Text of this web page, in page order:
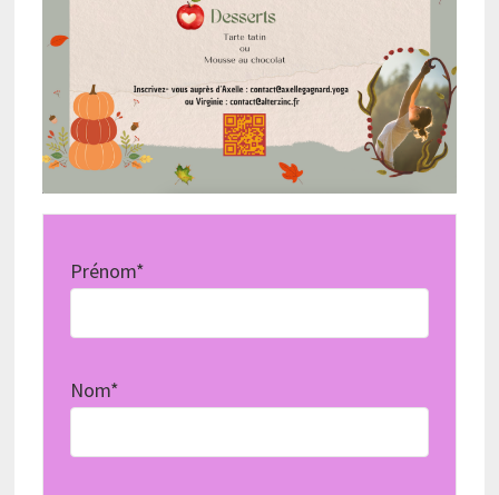
Prénom*
Nom*